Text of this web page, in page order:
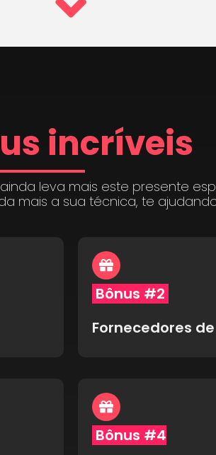
incríveis
leva mais este presente
mais a sua técnica, te
Bônus #2
Fornecedores
Bônus #4